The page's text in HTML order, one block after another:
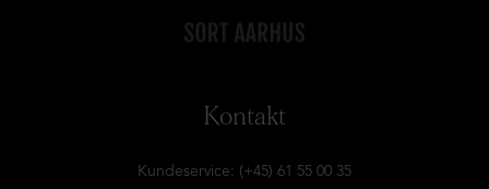
Kontakt
Kundeservice: (+45) 61 55 00 35